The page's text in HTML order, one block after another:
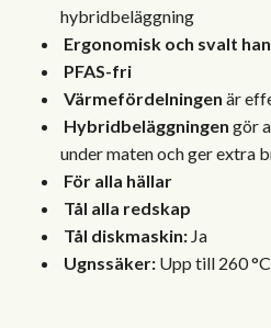
hybridbeläggning
Ergonomisk och svalt
PFAS-fri
Värmefördelningen är
Hybridbeläggningen gör
under maten och ger extra
För alla hällar
Tål alla redskap
Tål diskmaskin: Ja
Ugnssäker: Upp till 260